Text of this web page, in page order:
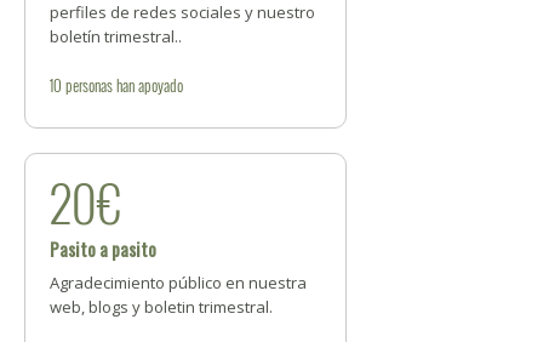
perfiles de redes sociales y nuestro
boletín trimestral..
10 personashan apoyado
20€
Pasito a pasito
Agradecimiento público en nuestra
web, blogs y boletin trimestral.